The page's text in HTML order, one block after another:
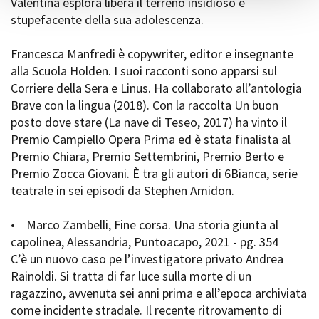
stupefacente della sua adolescenza.
Francesca Manfredi è copywriter, editor e insegnante
alla Scuola Holden. I suoi racconti sono apparsi sul
Corriere della Sera e Linus. Ha collaborato all’antologia
Brave con la lingua (2018). Con la raccolta Un buon
posto dove stare (La nave di Teseo, 2017) ha vinto il
Premio Campiello Opera Prima ed è stata finalista al
Premio Chiara, Premio Settembrini, Premio Berto e
Premio Zocca Giovani. È tra gli autori di 6Bianca, serie
teatrale in sei episodi da Stephen Amidon.
• Marco Zambelli, Fine corsa. Una storia giunta al
capolinea, Alessandria, Puntoacapo, 2021 - pg. 354
C’è un nuovo caso pe l’investigatore privato Andrea
Rainoldi. Si tratta di far luce sulla morte di un
ragazzino, avvenuta sei anni prima e all’epoca archiviata
come incidente stradale. Il recente ritrovamento di